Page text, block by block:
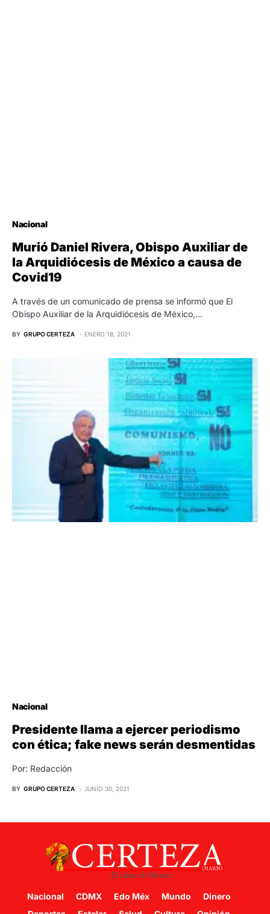
Nacional
Murió Daniel Rivera, Obispo Auxiliar de
la Arquidiócesis de México a causa de
Covid19
A través de un comunicado de prensa se informó que El
Obispo Auxiliar de la Arquidiócesis de México,…
BY GRUPO CERTEZA ENERO 18, 2021
Nacional
Presidente llama a ejercer periodismo
con ética; fake news serán desmentidas
Por: Redacción
BY GRUPO CERTEZA JUNIO 30, 2021
Nacional CDMX Edo Méx Mundo
Dinero